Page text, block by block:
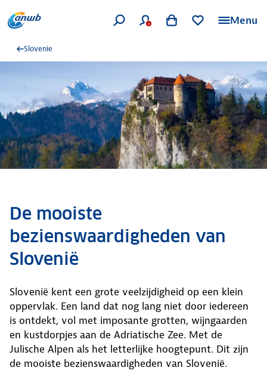
Menu
Slovenie
De mooiste
bezienswaardigheden van
Slovenië
Slovenië kent een grote veelzijdigheid op een klein
oppervlak. Een land dat nog lang niet door iedereen
is ontdekt, vol met imposante grotten, wijngaarden
en kustdorpjes aan de Adriatische Zee. Met de
Julische Alpen als het letterlijke hoogtepunt. Dit zijn
de mooiste bezienswaardigheden van Slovenië.